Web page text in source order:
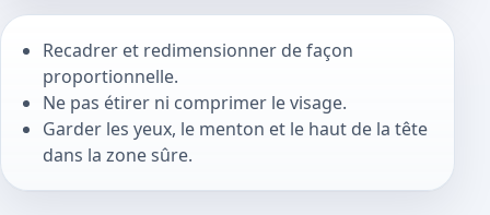
Recadrer et redimensionner de façon
proportionnelle.
Ne pas étirer ni comprimer le visage.
Garder les yeux, le menton et le haut de la tête
dans la zone sûre.